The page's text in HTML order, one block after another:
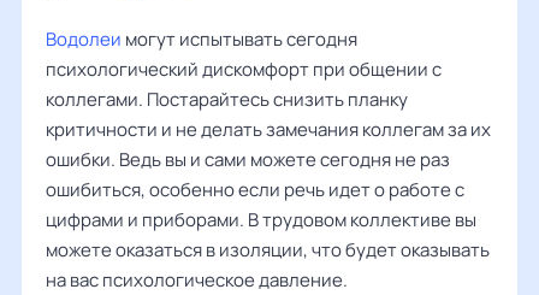
Водолеи могут испытывать сегодня
психологический дискомфорт при общении с
коллегами. Постарайтесь снизить планку
критичности и не делать замечания коллегам за их
ошибки. Ведь вы и сами можете сегодня не раз
ошибиться, особенно если речь идет о работе с
цифрами и приборами. В трудовом коллективе вы
можете оказаться в изоляции, что будет оказывать
на вас психологическое давление.